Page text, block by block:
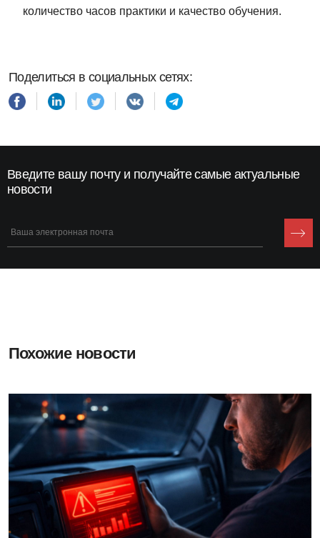
количество часов практики и качество обучения.
Поделиться в социальных сетях:
Введите вашу почту и получайте самые актуальные
новости
Похожие новости